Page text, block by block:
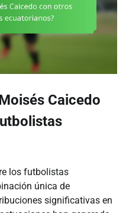
Caicedo
los futbolistas
única de
significativas en